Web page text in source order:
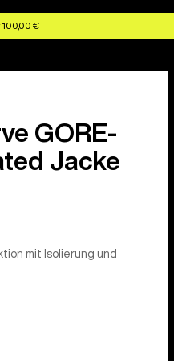
€
GORE-
Jacke
mit Isolierung und